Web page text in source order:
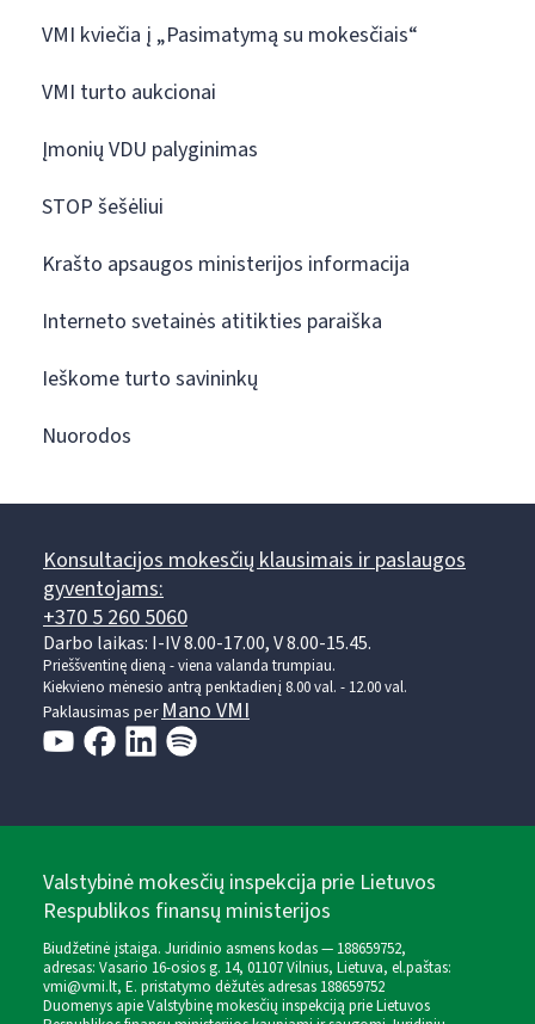
VMI kviečia į „Pasimatymą su mokesčiais“
VMI turto aukcionai
Įmonių VDU palyginimas
STOP šešėliui
Krašto apsaugos ministerijos informacija
Interneto svetainės atitikties paraiška
Ieškome turto savininkų
Nuorodos
Konsultacijos mokesčių klausimais ir paslaugos
gyventojams:
+370 5 260 5060
Darbo laikas: I-IV 8.00-17.00, V 8.00-15.45.
Prieššventinę dieną - viena valanda trumpiau.
Kiekvieno mėnesio antrą penktadienį 8.00 val. - 12.00 val.
Paklausimas perMano VMI
Valstybinė mokesčių inspekcija prie Lietuvos
Respublikos finansų ministerijos
Biudžetinė įstaiga. Juridinio asmens kodas — 188659752,
adresas: Vasario 16-osios g. 14, 01107 Vilnius, Lietuva, el.paštas:
vmi@vmi.lt, E. pristatymo dėžutės adresas 188659752
Duomenys apie Valstybinę mokesčių inspekciją prie Lietuvos